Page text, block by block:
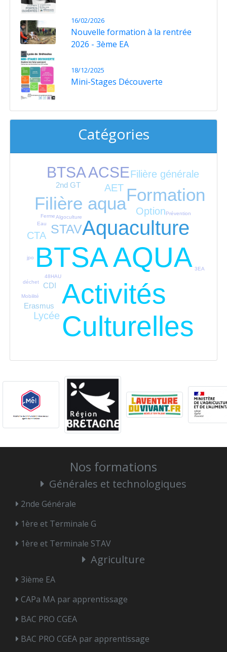
16/02/2026
Nouvelle formation à la rentrée
2026 - 3ème EA
18/12/2025
Mini-Stages Découverte
Catégories
BTSA AQUA
Activités
Culturelles
Aquaculture
Filière aquaFormation
BTSA ACSE
STAV
Lycée
Option
AET
CTA
Filière générale
2nd GT
CDI
Erasmus
Algoculture
Eau
Mobilité
Prévention
3EA
48HAU
déchet
Ferme
jpo
Nos formations
Générales et technologiques
2nde Générale
1ère et Terminale G
1ère et Terminale STAV
Agriculture
3ième EA
CAPa MA par apprentissage
BAC PRO CGEA
BAC PRO CGEA par apprentissage